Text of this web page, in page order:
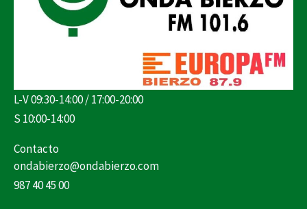
L-V 09:30-14:00 / 17:00-20:00
S 10:00-14:00
Contacto
ondabierzo@ondabierzo.com
987 40 45 00